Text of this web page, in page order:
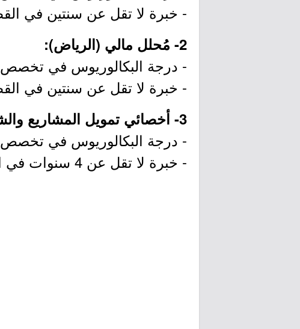
- خبرة لا تقل عن سنتين في
2- مُحلل مالي (الرياض):
- درجة البكالوريوس في تخصص
- خبرة لا تقل عن سنتين في
3- أخصائي تمويل المشاريع والشركات (الرياض):
- درجة البكالوريوس في تخصص
- خبرة لا تقل عن 4 سنوات في القطاع المصرفي.